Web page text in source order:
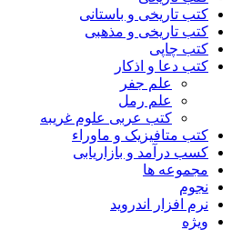
کتب تاریخی و باستانی
کتب تاریخی و مذهبی
کتب چاپی
کتب دعا و اذکار
علم جفر
علم رمل
کتب عربی علوم غریبه
کتب متافیزیک و ماوراء
کسب درآمد و بازاریابی
مجموعه ها
نجوم
نرم افزار اندروید
ویژه